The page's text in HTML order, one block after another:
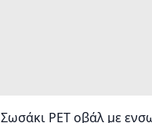
Σωσάκι PET οβάλ με